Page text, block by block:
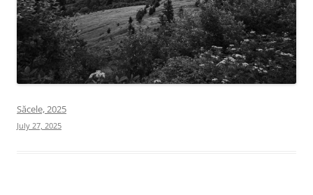
Săcele, 2025
July 27, 2025